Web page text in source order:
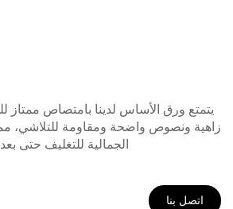
يتمتع ورق الأساس لدينا بامتصاص ممتاز
زاهية ونصوص واضحة ومقاومة للتلاشي،
الجمالية للتغليف حتى
اتصل بنا